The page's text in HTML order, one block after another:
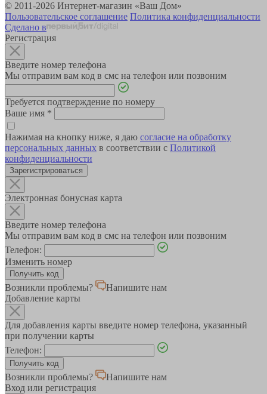
© 2011-2026 Интернет-магазин «Ваш Дом»
Пользовательское соглашение Политика конфиденциальности
Сделано в
Регистрация
Введите номер телефона
Мы отправим вам код в смс на телефон или позвоним
Требуется подтверждение по номеру
Ваше имя *
Нажимая на кнопку ниже, я даю согласие на обработку
персональных данных в соответствии с Политикой
конфиденциальности
Зарегистрироваться
Электронная бонусная карта
Введите номер телефона
Мы отправим вам код в смс на телефон или позвоним
Телефон:
Изменить номер
Возникли проблемы?
Напишите нам
Добавление карты
Для добавления карты введите номер телефона, указанный
при получении карты
Телефон:
Возникли проблемы?
Напишите нам
Вход или регистрация